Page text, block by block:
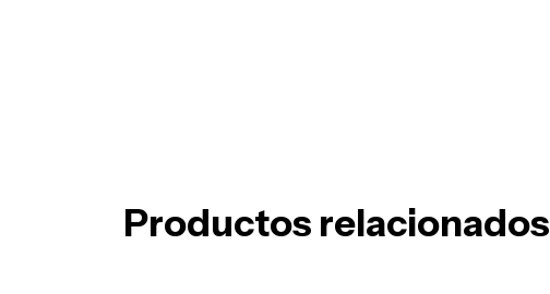
Productos relacionados